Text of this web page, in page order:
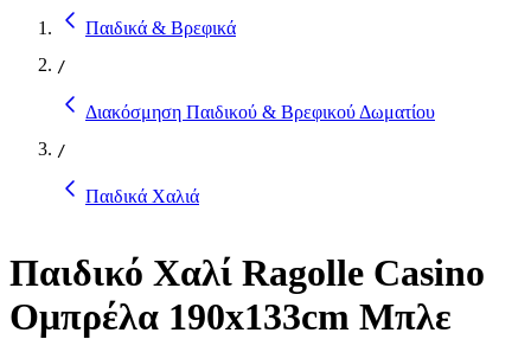
Παιδικά & Βρεφικά
/
Διακόσμηση Παιδικού & Βρεφικού Δωματίου
/
Παιδικά Χαλιά
Παιδικό Χαλί Ragolle Casino
Ομπρέλα 190x133cm Μπλε